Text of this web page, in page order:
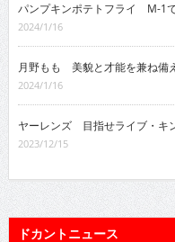
パンプキンポテトフライ M-1
2024/1/16
月野もも 美貌と才能を兼ね備
2024/1/16
ヤーレンズ 目指せライブ・キ
2023/12/15
ドカントニュース